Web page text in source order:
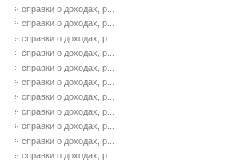
справки о доходах, р...
справки о доходах, р...
справки о доходах, р...
справки о доходах, р...
справки о доходах, р...
справки о доходах, р...
справки о доходах, р...
справки о доходах, р...
справки о доходах, р...
справки о доходах, р...
справки о доходах, р...